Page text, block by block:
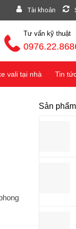
Tài khoản
Tư vấn kỹ thuật
vali tại nhà Tin
Sản